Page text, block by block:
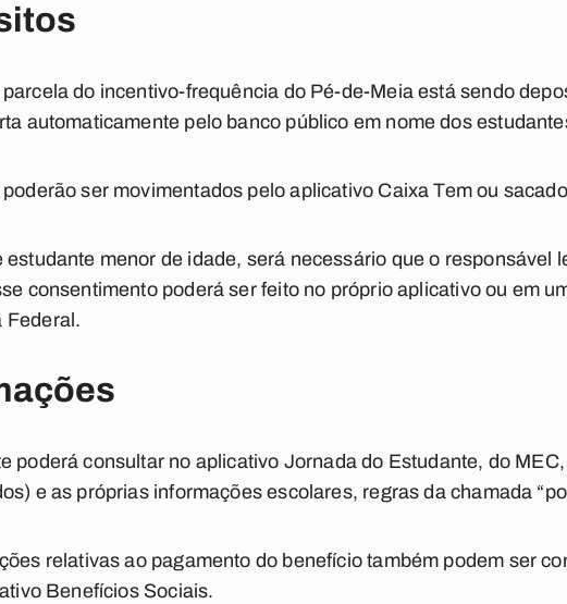
do incentivo-frequência do Pé-de-Meia está sendo
automaticamente pelo banco público em nome dos
ser movimentados pelo aplicativo Caixa Tem ou
estudante menor de idade, será necessário que o responsável
consentimento poderá ser feito no próprio aplicativo ou em
Federal.
poderá consultar no aplicativo Jornada do Estudante, do
e as próprias informações escolares, regras da chamada
relativas ao pagamento do benefício também podem ser
Benefícios Sociais.